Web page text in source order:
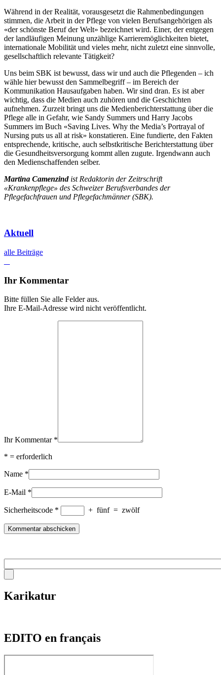
Während in der Realität, vorausgesetzt die Rahmenbedingungen
stimmen, die Arbeit in der Pflege von vielen Berufsangehörigen als
«der schönste Beruf der Welt» bezeichnet wird. Einer, der entgegen
der landläufigen Meinung unzählige Karrieremöglichkeiten bietet,
internationale Mobilität und vieles mehr, nicht zuletzt eine sinnvolle,
gesellschaftlich relevante Tätigkeit?
Uns beim SBK ist bewusst, dass wir und auch die Pflegenden – ich
wähle hier bewusst den Sammelbegriff – im Bereich der
Kommunikation Hausaufgaben haben. Wir sind dran. Es ist aber
wichtig, dass die Medien auch zuhören und die Geschichten
aufnehmen. Zurzeit bringt uns die Medienberichterstattung über die
Pflege alle in Gefahr, wie Sandy Summers und Harry Jacobs
Summers im Buch «Saving Lives. Why the Media’s Portrayal of
Nursing puts us all at risk» konstatieren. Eine fundierte, den Fakten
entsprechende, kritische, auch selbstkritische Berichterstattung über
die Gesundheitsversorgung kommt allen zugute. Irgendwann auch
den Medienschaffenden selber.
Martina Camenzindist Redaktorin der Zeitrschrift
«Krankenpflege» des Schweizer Berufsverbandes der
Pflegefachfrauen und Pflegefachmänner (SBK).
Aktuell
alle Beiträge
Ihr Kommentar
Bitte füllen Sie alle Felder aus.
Ihre E-Mail-Adresse wird nicht veröffentlicht.
Ihr Kommentar *
* = erforderlich
Name *
E-Mail *
Sicherheitscode * + fünf = zwölf
Karikatur
EDITO en français